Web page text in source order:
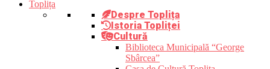
Toplița
Despre Toplița
Istoria Topliței
Cultură
Biblioteca Municipală “George
Sbârcea”